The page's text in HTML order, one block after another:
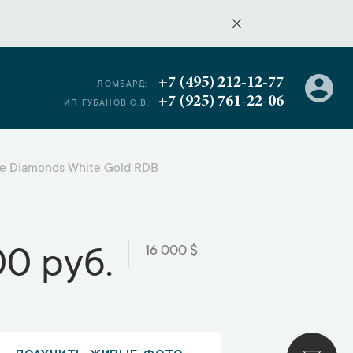
ЛОМБАРД: +7 (495) 212-12-77
ИП ГУБАНОВ С.В.: +7 (925) 761-22-06
Diamonds White Gold RDB
руб. 16 000 $